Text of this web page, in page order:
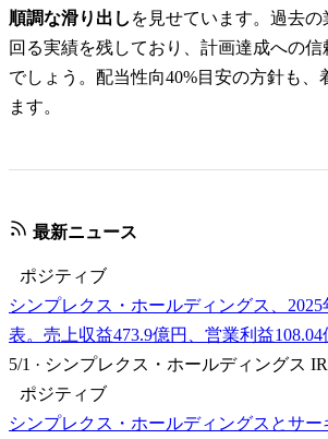
順調な滑り出し を見せています。過去
回る実績を残しており、計画達成への
でしょう。配当性向40%目安の方針も、
ます。
最新ニュース
ポジティブ
シンプレクス・ホールディングス、
表。売上収益473.9億円、営業利益108.04
5/1 · シンプレクス・ホールディングス IR
ポジティブ
シンプレクス・ホールディングスとサ